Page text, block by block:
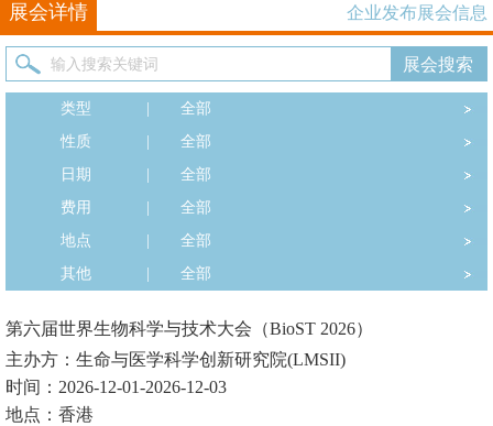
展会详情 企业发布展会信息
类型
全部
性质
全部
日期
全部
费用
全部
地点
全部
其他
全部
第六届世界生物科学与技术大会（BioST 2026）
主办方：生命与医学科学创新研究院(LMSII)
时间：2026-12-01-2026-12-03
地点：香港